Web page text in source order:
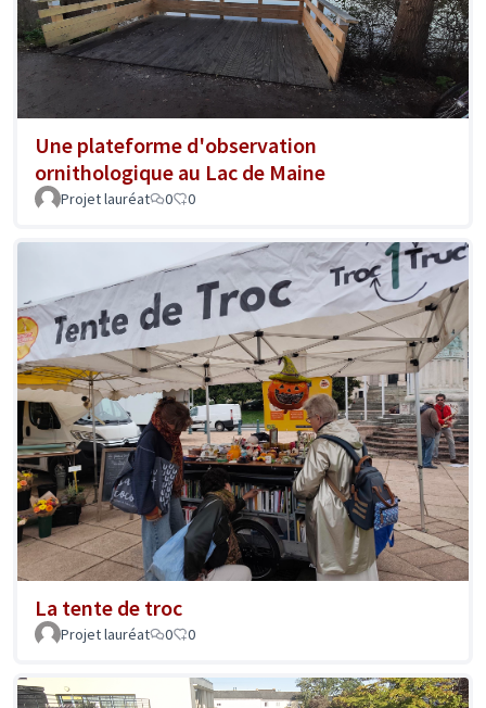
Une plateforme d'observation
ornithologique au Lac de Maine
Projet lauréat 0 0
La tente de troc
Projet lauréat 0 0